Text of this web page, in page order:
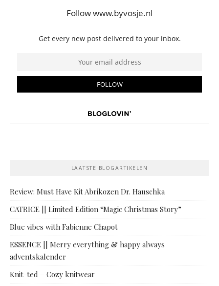
LAATSTE BLOGARTIKELEN
Review: Must Have Kit Abrikozen Dr. Hauschka
CATRICE || Limited Edition “Magic Christmas Story”
Blue vibes with Fabienne Chapot
ESSENCE || Merry everything & happy always
adventskalender
Knit-ted – Cozy knitwear